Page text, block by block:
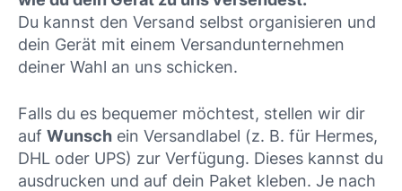
Du kannst den Versand selbst organisieren und
dein Gerät mit einem Versandunternehmen
deiner Wahl an uns schicken.
Falls du es bequemer möchtest, stellen wir dir
auf Wunsch ein Versandlabel (z. B. für Hermes,
DHL oder UPS) zur Verfügung. Dieses kannst du
ausdrucken und auf dein Paket kleben. Je nach